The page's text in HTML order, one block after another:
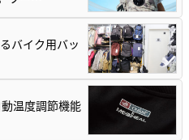
バイク用バッ
温度調節機能